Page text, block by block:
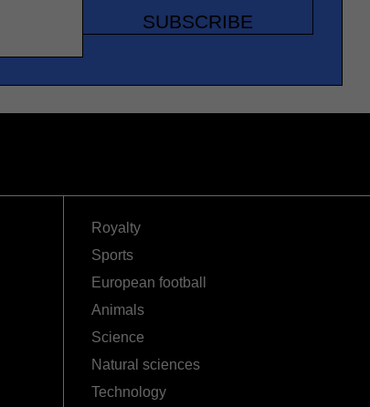
SUBSCRIBE
Royalty
Sports
European football
Animals
Science
Natural sciences
Technology